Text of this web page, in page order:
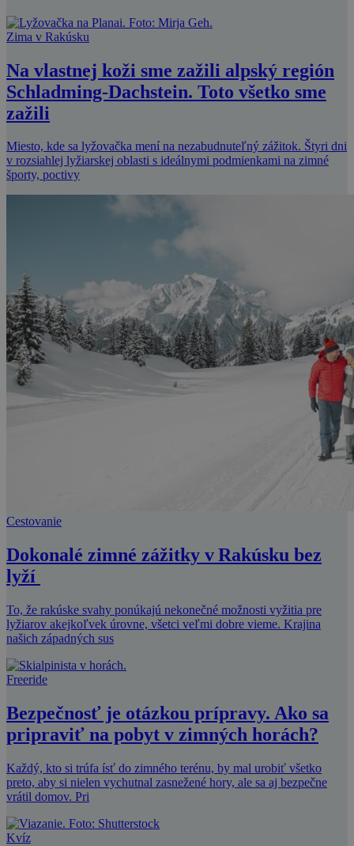
Zima v Rakúsku
Na vlastnej koži sme zažili alpský región
Schladming-Dachstein. Toto všetko sme
zažili
Miesto, kde sa lyžovačka mení na nezabudnuteľný zážitok. Štyri dni
v rozsiahlej lyžiarskej oblasti s ideálnymi podmienkami na zimné
športy, poctivy
Cestovanie
Dokonalé zimné zážitky v Rakúsku bez
lyží
To, že rakúske svahy ponúkajú nekonečné možnosti vyžitia pre
lyžiarov akejkoľvek úrovne, všetci veľmi dobre vieme. Krajina
našich západných sus
Freeride
Bezpečnosť je otázkou prípravy. Ako sa
pripraviť na pobyt v zimných horách?
Každý, kto si trúfa ísť do zimného terénu, by mal urobiť všetko
preto, aby si nielen vychutnal zasnežené hory, ale sa aj bezpečne
vrátil domov. Pri
Kvíz